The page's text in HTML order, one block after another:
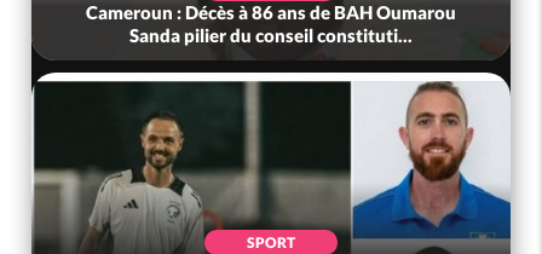
Cameroun : Décès à 86 ans de BAH Oumarou
Sanda pilier du conseil constituti...
SPORT